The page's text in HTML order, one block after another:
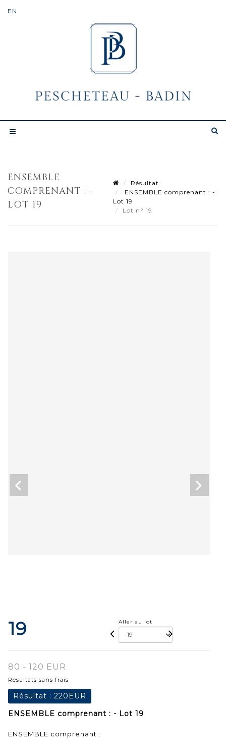
ENSEMBLE
COMPRENANT : -
LOT 19
Résultat
ENSEMBLE comprenant : -
Lot 19
Lot n° 19
19 Aller au lot
80 - 120 EUR
Résultats sans frais
Résultat : 220EUR
ENSEMBLE comprenant : - Lot 19
ENSEMBLE comprenant :